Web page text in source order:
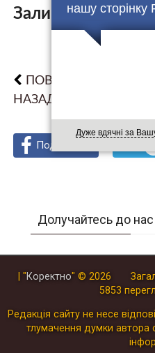
нашу сторінку
Дуже вдячні за
Залишити
ПОВЕРНУТИСЯ
НАЗАД
Поділитися
Долучайтесь до
| "Коректно" © 2026
5853
Редакція сайту не несе
тлумачення думки автора